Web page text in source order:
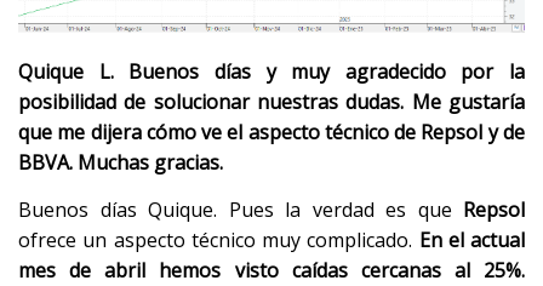
Quique L. Buenos días y muy agradecido por la
posibilidad de solucionar nuestras dudas. Me gustaría
que me dijera cómo ve el aspecto técnico de Repsol y de
BBVA. Muchas gracias.
Buenos días Quique. Pues la verdad es que Repsol
ofrece un aspecto técnico muy complicado. En el actual
mes de abril hemos visto caídas cercanas al 25%.